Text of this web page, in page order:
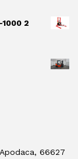
2
66627